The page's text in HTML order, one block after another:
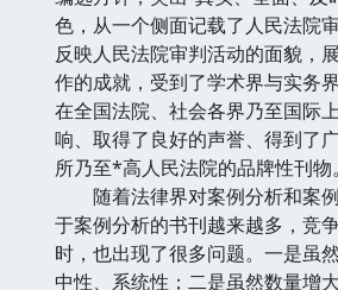
色，从一个侧面记载了人民法院
反映人民法院审判活动的面貌，
作的成就，受到了学术界与实务
在全国法院、社会各界乃至国际
响、取得了良好的声誉、得到了
所乃至*高人民法院的品牌性刊物。
随着法律界对案例分析和案
于案例分析的书刊越来越多，竞
时，也出现了很多问题。一是虽
中性、系统性；二是虽然数量增